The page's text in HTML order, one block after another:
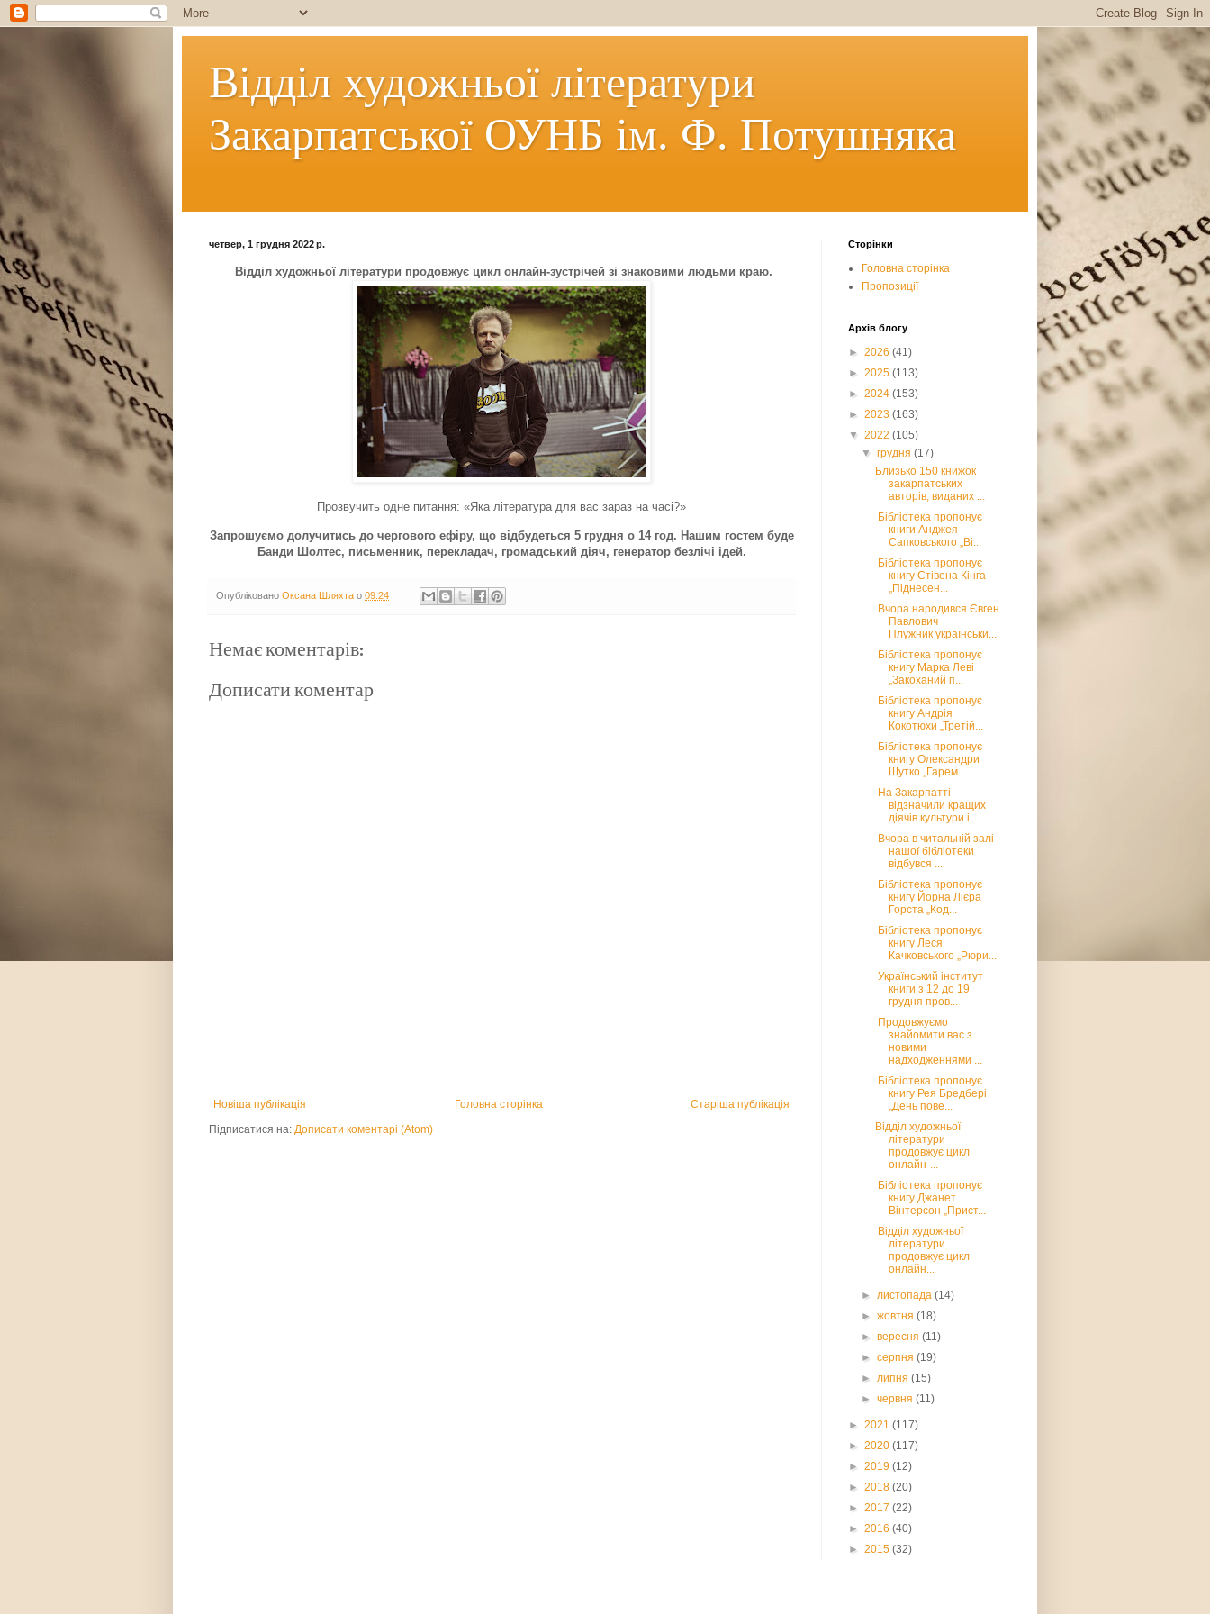
Відділ художньої літератури
Закарпатської ОУНБ ім. Ф. Потушняка
четвер, 1 грудня 2022 р.
Відділ художньої літератури продовжує цикл онлайн-зустрічей зі знаковими людьми краю.
Прозвучить одне питання: «Яка література для вас зараз на часі?»
Запрошуємо долучитись до чергового ефіру, що відбудеться 5 грудня о 14 год. Нашим гостем буде
Банди Шолтес, письменник, перекладач, громадський діяч, генератор безлічі ідей.
Опубліковано Оксана Шляхта о 09:24
Немає коментарів:
Дописати коментар
Новіша публікація Старіша публікація
Головна сторінка
Підписатися на: Дописати коментарі (Atom)
Сторінки
Головна сторінка
Пропозиції
Архів блогу
► 2026 (41)
► 2025 (113)
► 2024 (153)
► 2023 (163)
▼ 2022 (105)
▼грудня(17)
Близько 150 книжок
закарпатських
авторів, виданих ...
Бібліотека пропонує
книги Анджея
Сапковського „Ві...
Бібліотека пропонує
книгу Стівена Кінга
„Піднесен...
Вчора народився Євген
Павлович
Плужник українськи...
Бібліотека пропонує
книгу Марка Леві
„Закоханий п...
Бібліотека пропонує
книгу Андрія
Кокотюхи „Третій...
Бібліотека пропонує
книгу Олександри
Шутко „Гарем...
На Закарпатті
відзначили кращих
діячів культури і...
Вчора в читальній залі
нашої бібліотеки
відбувся ...
Бібліотека пропонує
книгу Йорна Лієра
Горста „Код...
Бібліотека пропонує
книгу Леся
Качковського „Рюри...
Український інститут
книги з 12 до 19
грудня пров...
Продовжуємо
знайомити вас з
новими
надходженнями ...
Бібліотека пропонує
книгу Рея Бредбері
„День пове...
Відділ художньої
літератури
продовжує цикл
онлайн-...
Бібліотека пропонує
книгу Джанет
Вінтерсон „Прист...
Відділ художньої
літератури
продовжує цикл
онлайн...
►листопада(14)
►жовтня(18)
►вересня(11)
►серпня(19)
►липня(15)
►червня(11)
► 2021 (117)
► 2020 (117)
► 2019 (12)
► 2018 (20)
► 2017 (22)
► 2016 (40)
► 2015 (32)